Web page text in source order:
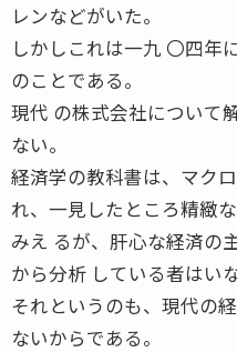
レンなどがいた。
しかしこれは一九 〇四年
のことである。
現代 の株式会社について
ない。
経済学の教科書は、マク
れ、一見したところ精緻
みえ るが、肝心な経済の
から分析 している者はいな
それというのも、現代の
ないからである。